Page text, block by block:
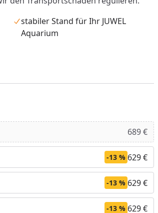
stabiler Stand für Ihr JUWEL
Aquarium
689 €
-13 % 629 €
-13 % 629 €
-13 % 629 €